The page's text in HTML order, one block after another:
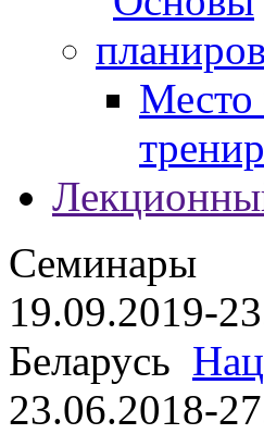
Семинары
19.09.2019-
Беларусь
23.06.2018-